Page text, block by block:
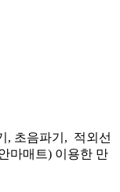
, 초음파기, 적외선
마매트) 이용한 만